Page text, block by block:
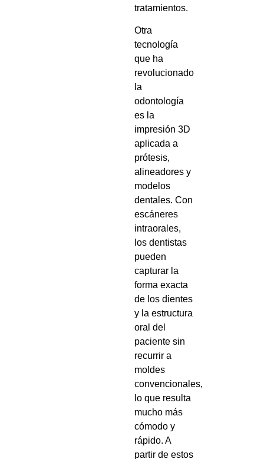
tratamientos.
Otra
tecnología
que ha
revolucionado
la
odontología
es la
impresión 3D
aplicada a
prótesis,
alineadores y
modelos
dentales. Con
escáneres
intraorales,
los dentistas
pueden
capturar la
forma exacta
de los dientes
y la estructura
oral del
paciente sin
recurrir a
moldes
convencionales,
lo que resulta
mucho más
cómodo y
rápido. A
partir de estos